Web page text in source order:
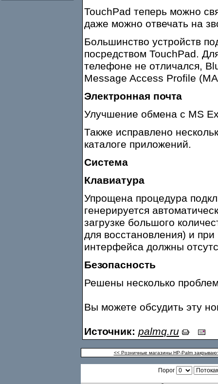
TouchPad теперь можно
даже можно отвечать на
Большинство устройств
посредством TouchPad.
телефоне не отличался,
Message Access Profile
Электронная почта
Улучшение обмена с MS
Также исправлено
каталоге приложений.
Система
Клавиатура
Упрощена процедура
генерируется
загрузке большого
для восстановления) и
интерфейса должны
Безопасность
Решены несколько
Вы можете обсудить эту
Источник: palmq.ru
<< Розничные магазины HP-Palm
Порог